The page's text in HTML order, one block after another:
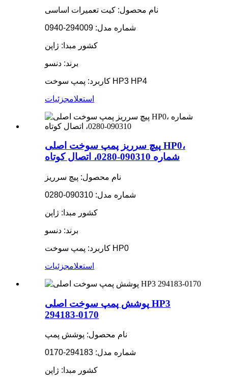
نام محصول: کیت تعمیرات اساسی
شماره مدل: 294009-0940
کشور مبدا: ژاپن
برند: دنسو
کاربرد: پمپ سوخت HP3 HP4
استعلامجزئیات
پیچ سرریز پمپ سوخت اصلی HP0،
شماره 090310-0280، اتصال کوتاه
نام محصول: پیچ سرریز
شماره مدل: 090310-0280
کشور مبدا: ژاپن
برند: دنسو
کاربرد: پمپ سوخت HP0
استعلامجزئیات
پوشش پمپ سوخت اصلی HP3
294183-0170
نام محصول: پوشش پمپ
شماره مدل: 294183-0170
کشور مبدا: ژاپن